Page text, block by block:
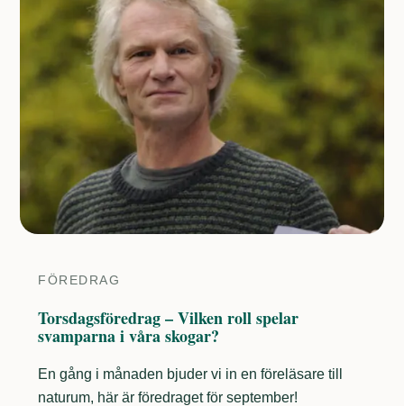
FÖREDRAG
Torsdagsföredrag – Vilken roll spelar
svamparna i våra skogar?
En gång i månaden bjuder vi in en föreläsare till
naturum, här är föredraget för september!